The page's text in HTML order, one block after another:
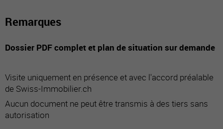
Remarques
Dossier PDF complet et plan de situation sur demande
Visite uniquement en présence et avec l'accord préalable
de Swiss-Immobilier.ch
Aucun document ne peut être transmis à des tiers sans
autorisation